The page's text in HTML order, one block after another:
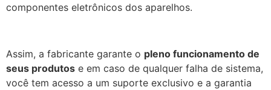
componentes eletrônicos dos aparelhos.
Assim, a fabricante garante o pleno funcionamento de
seus produtos e em caso de qualquer falha de sistema,
você tem acesso a um suporte exclusivo e a garantia